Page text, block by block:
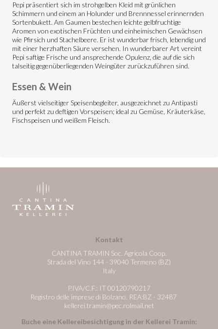
Pepi präsentiert sich im strohgelben Kleid mit grünlichen
Schimmern und einem an Holunder und Brennnessel erinnernden
Sortenbukett. Am Gaumen bestechen leichte gelbfruchtige
Aromen von exotischen Früchten und einheimischen Gewächsen
wie Pfirsich und Stachelbeere. Er ist wunderbar frisch, lebendig und
mit einer herzhaften Säure versehen. In wunderbarer Art vereint
Pepi saftige Frische und ansprechende Opulenz, die auf die sich
talseitig gegenüberliegenden Weingüter zurückzuführen sind.
Essen & Wein
Äußerst vielseitiger Speisenbegleiter, ausgezeichnet zu Antipasti
und perfekt zu deftigen Vorspeisen; ideal zu Gemüse, Kräuterkäse,
Fischspeisen und weißem Fleisch.
Kontakt
CANTINA TRAMIN Soc. Agricola Coop.
Strada del Vino 144 - 39040 Termeno (BZ)
Italy
P.IVA/C.F.: IT 00120790217
Registro delle imprese di Bolzano, REA:BZ - 32487
kellerei.tramin@pec.rolmail.net
Buche eine Kellereibesichtigung in der Kellerei Tramin: